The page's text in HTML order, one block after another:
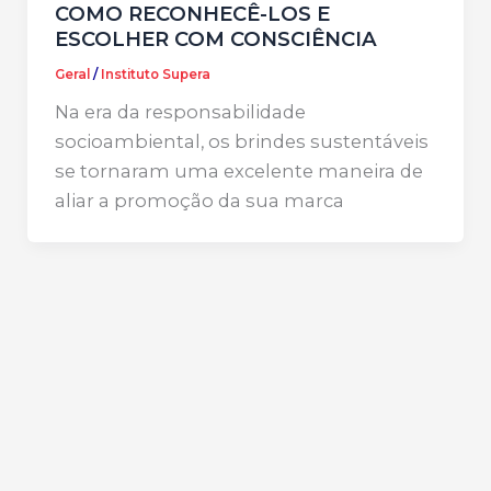
COMO RECONHECÊ-LOS E
ESCOLHER COM CONSCIÊNCIA
Geral / Instituto Supera
Na era da responsabilidade
socioambiental, os brindes sustentáveis
se tornaram uma excelente maneira de
aliar a promoção da sua marca